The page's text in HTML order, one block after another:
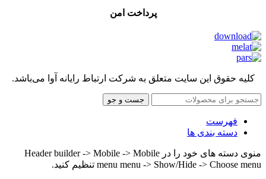
پرداخت امن
کلیه حقوق این سایت متعلق به شرکت ارتباط رایانه آوا می‌باشد.
جست و جو
فهرست
دسته بندی ها
منوی دسته های خود را در Header builder -> Mobile -> Mobile
menu menu -> Show/Hide -> Choose menu تنظیم کنید.